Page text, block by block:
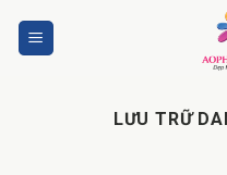
LƯU TRỮ